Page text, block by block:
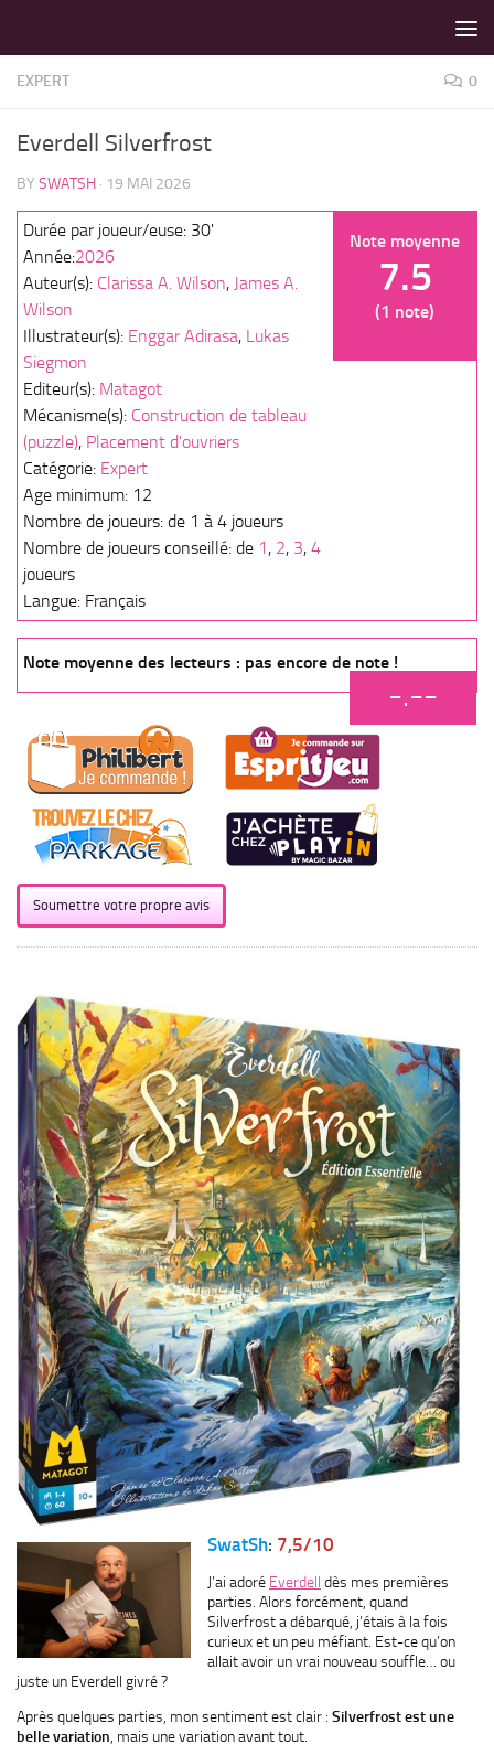
EXPERT 0
Everdell Silverfrost
BY SWATSH · 19 MAI 2026
Note moyenne
7.5
(1 note)
Durée par joueur/euse: 30'
Année:2026
Auteur(s): Clarissa A. Wilson, James A.
Wilson
Illustrateur(s): Enggar Adirasa, Lukas
Siegmon
Editeur(s): Matagot
Mécanisme(s): Construction de tableau
(puzzle), Placement d'ouvriers
Catégorie: Expert
Age minimum: 12
Nombre de joueurs: de 1 à 4 joueurs
Nombre de joueurs conseillé: de 1 , 2, 3, 4
joueurs
Langue: Français
Note moyenne des lecteurs : pas encore de note !
-.--
Soumettre votre propre avis
SwatSh: 7,5/10
J’ai adoré Everdell dès mes premières
parties. Alors forcément, quand
Silverfrost a débarqué, j’étais à la fois
curieux et un peu méfiant. Est-ce qu’on
allait avoir un vrai nouveau souffle… ou
juste un Everdell givré ?
Après quelques parties, mon sentiment est clair : Silverfrost est une
belle variation , mais une variation avant tout.